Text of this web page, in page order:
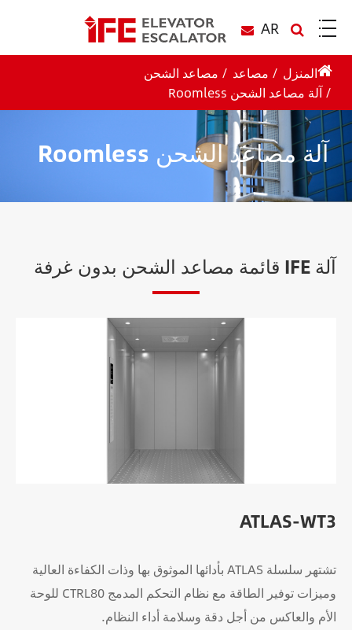
AR
المنزل مصاعد
مصاعد الشحن
آلة مصاعد الشحن Roomless
آلة مصاعد الشحن Roomless
آلة IFE قائمة مصاعد الشحن بدون غرفة
ATLAS-WT3
تشتهر سلسلة ATLAS بأدائها الموثوق بها وذات الكفاءة العالية
وميزات توفير الطاقة مع نظام التحكم المدمج CTRL80 للوحة
الأم والعاكس من أجل دقة وسلامة أداء النظام.